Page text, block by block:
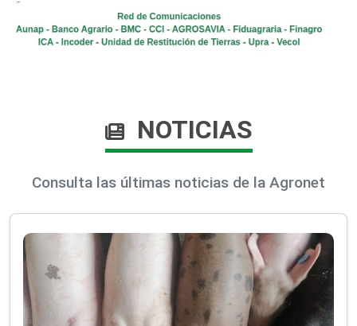
NOTICIAS
Consulta las últimas noticias de la Agronet